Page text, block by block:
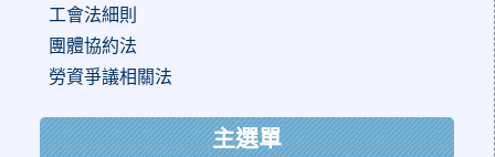
工會法細則
團體協約法
勞資爭議相關法
主選單